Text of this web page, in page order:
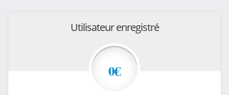
Utilisateur enregistré
0€